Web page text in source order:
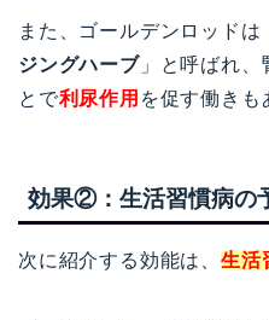
また、ゴールデンロッドは
ジングハーブ」と呼ばれ、
とで利尿作用 を促す働きも
効果②：生活習慣病の
次に紹介する効能は、 生活